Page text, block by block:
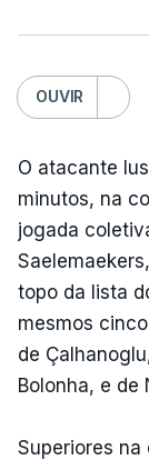
OUVIR
O atacante
minutos, na
jogada
topo da lista
mesmos
de
Bolonha, e de
Superiores